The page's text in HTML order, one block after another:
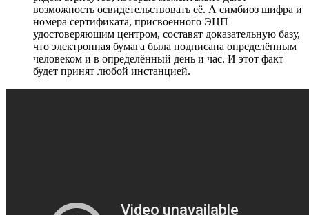
возможность освидетельствовать её. А симбиоз шифра и
номера сертификата, присвоенного ЭЦП
удостоверяющим центром, составят доказательную базу,
что электронная бумага была подписана определённым
человеком и в определённый день и час. И этот факт
будет принят любой инстанцией.